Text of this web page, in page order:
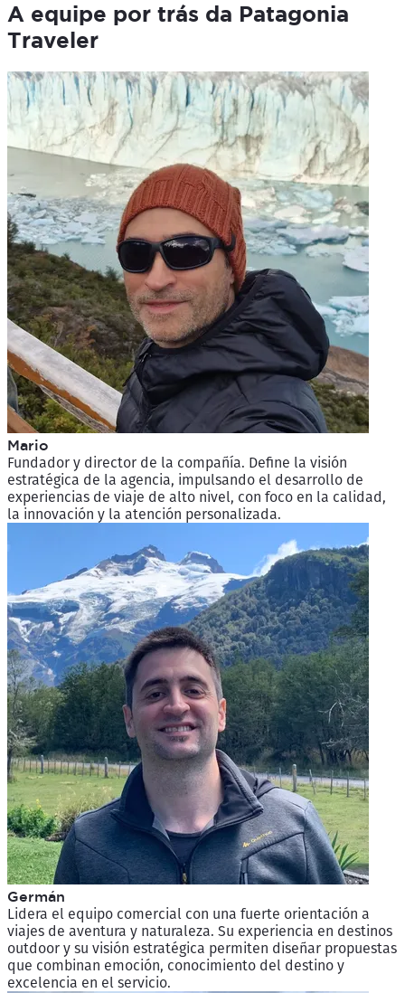
A equipe por trás da Patagonia
Traveler
Mario
Fundador y director de la compañía. Define la visión
estratégica de la agencia, impulsando el desarrollo de
experiencias de viaje de alto nivel, con foco en la calidad,
la innovación y la atención personalizada.
Germán
Lidera el equipo comercial con una fuerte orientación a
viajes de aventura y naturaleza. Su experiencia en destinos
outdoor y su visión estratégica permiten diseñar propuestas
que combinan emoción, conocimiento del destino y
excelencia en el servicio.